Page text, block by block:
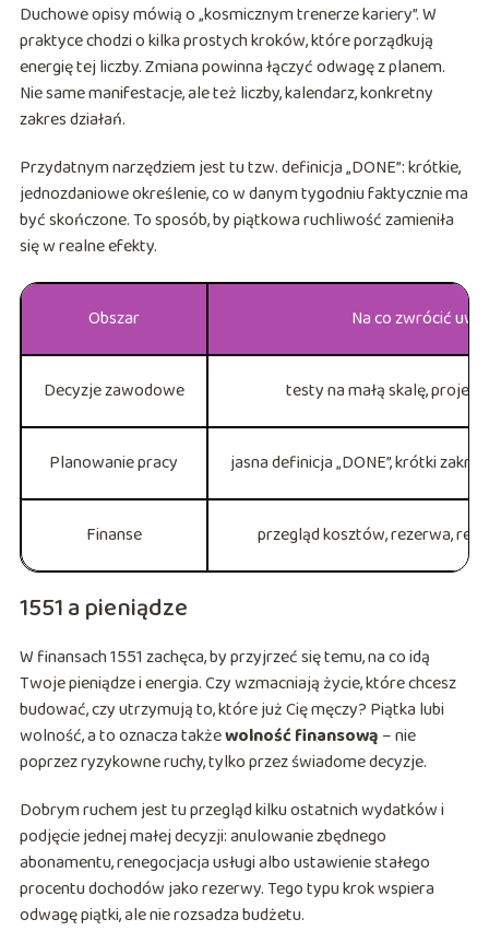
Duchowe opisy mówią o „kosmicznym trenerze kariery”. W
praktyce chodzi o kilka prostych kroków, które porządkują
energię tej liczby. Zmiana powinna łączyć odwagę z planem.
Nie same manifestacje, ale też liczby, kalendarz, konkretny
zakres działań.
Przydatnym narzędziem jest tu tzw. definicja „DONE”: krótkie,
jednozdaniowe określenie, co w danym tygodniu faktycznie ma
być skończone. To sposób, by piątkowa ruchliwość zamieniła
się w realne efekty.
Obszar Na co zwrócić
Decyzje zawodowe testy na małą skalę,
Planowanie pracy jasna definicja „DONE”, krótki
Finanse przegląd kosztów, rezerwa,
1551 a pieniądze
W finansach 1551 zachęca, by przyjrzeć się temu, na co idą
Twoje pieniądze i energia. Czy wzmacniają życie, które chcesz
budować, czy utrzymują to, które już Cię męczy? Piątka lubi
wolność, a to oznacza takżewolność finansową – nie
poprzez ryzykowne ruchy, tylko przez świadome decyzje.
Dobrym ruchem jest tu przegląd kilku ostatnich wydatków i
podjęcie jednej małej decyzji: anulowanie zbędnego
abonamentu, renegocjacja usługi albo ustawienie stałego
procentu dochodów jako rezerwy. Tego typu krok wspiera
odwagę piątki, ale nie rozsadza budżetu.